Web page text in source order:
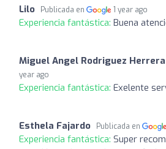
Lilo Publicada en 1 year ago
Experiencia fantástica: Buena
Miguel Angel Rodriguez Herrera
year ago
Experiencia fantástica: Exelente
Esthela Fajardo Publicada en
Experiencia fantástica: Super